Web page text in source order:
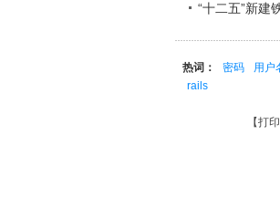
“十二五”新建
热词： 密码 用户
rails
【打印